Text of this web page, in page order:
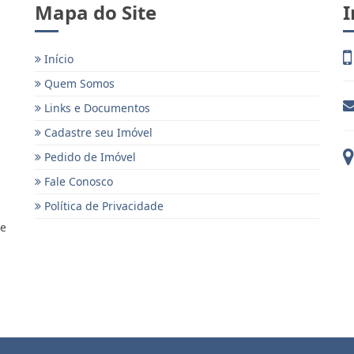
Mapa do Site
Início
Quem Somos
Links e Documentos
Cadastre seu Imóvel
Pedido de Imóvel
Fale Conosco
Política de Privacidade